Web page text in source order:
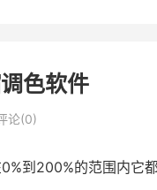
色软件
论(0)
到200%的范围内它